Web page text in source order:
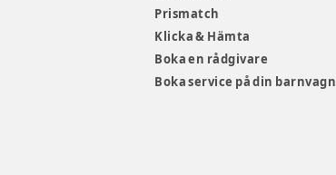
Prismatch
Klicka & Hämta
Boka en rådgivare
Boka service på din barnvagn